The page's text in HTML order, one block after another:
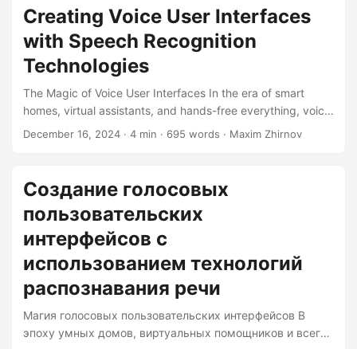
человеческую неопределённость с точностью машины.
Сегодня мы создадим конвейер NLP, используя
библиотеку NLTK в Python, который сможет
анализировать текст, как лингвист на эспрессо. Не
требуется PhD — только Python и упрямство.
Настройка вашего набора инструментов для NLP
Прежде чем мы начнём наши текстовые приключения,
давайте подготовим вашу среду Python:...
Creating Voice User Interfaces
with Speech Recognition
Technologies
The Magic of Voice User Interfaces In the era of smart
homes, virtual assistants, and hands-free everything, voice
user interfaces (VUIs) have become an integral part of our
respond to our voice commands? Let’s dive into the world
of speech recognition and explore how to build these voice
user interfaces. The Core Components of VUI A VUI is not
just a simple feature; it’s a complex system that relies on
several key components to function seamlessly....
December 16, 2024 · 4 min · 695 words · Maxim Zhirnov
Создание голосовых
пользовательских
интерфейсов с
использованием технологий
распознавания речи
Магия голосовых пользовательских интерфейсов В
эпоху умных домов, виртуальных помощников и всего,